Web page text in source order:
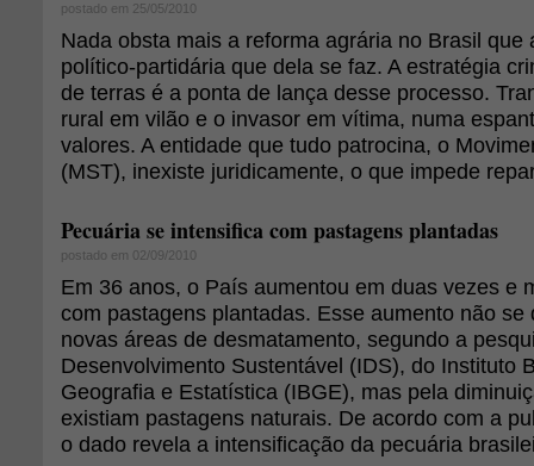
postado em 25/05/2010
Nada obsta mais a reforma agrária no Brasil que
político-partidária que dela se faz. A estratégia
de terras é a ponta de lança desse processo.
rural em vilão e o invasor em vítima, numa
valores. A entidade que tudo patrocina, o
(MST), inexiste juridicamente, o que impede
Pecuária se intensifica com pastagens plantadas
postado em 02/09/2010
Em 36 anos, o País aumentou em duas vezes e
com pastagens plantadas. Esse aumento não se
novas áreas de desmatamento, segundo a
Desenvolvimento Sustentável (IDS), do Instituto
Geografia e Estatística (IBGE), mas pela
existiam pastagens naturais. De acordo com a
o dado revela a intensificação da pecuária